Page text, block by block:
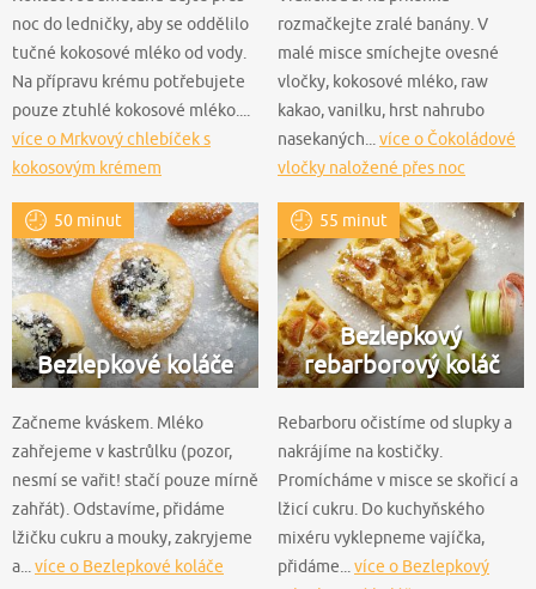
noc do ledničky, aby se oddělilo
tučné kokosové mléko od vody.
Na přípravu krému potřebujete
pouze ztuhlé kokosové mléko....
více o Mrkvový chlebíček s
kokosovým krémem
rozmačkejte zralé banány. V
malé misce smíchejte ovesné
vločky, kokosové mléko, raw
kakao, vanilku, hrst nahrubo
nasekaných...více o Čokoládové
vločky naložené přes noc
50 minut
Bezlepkové koláče
Začneme kváskem. Mléko
zahřejeme v kastrůlku (pozor,
nesmí se vařit! stačí pouze mírně
zahřát). Odstavíme, přidáme
lžičku cukru a mouky, zakryjeme
a... více o Bezlepkové koláče
55 minut
Bezlepkový
rebarborový koláč
Rebarboru očistíme od slupky a
nakrájíme na kostičky.
Promícháme v misce se skořicí a
lžicí cukru. Do kuchyňského
mixéru vyklepneme vajíčka,
přidáme... více o Bezlepkový